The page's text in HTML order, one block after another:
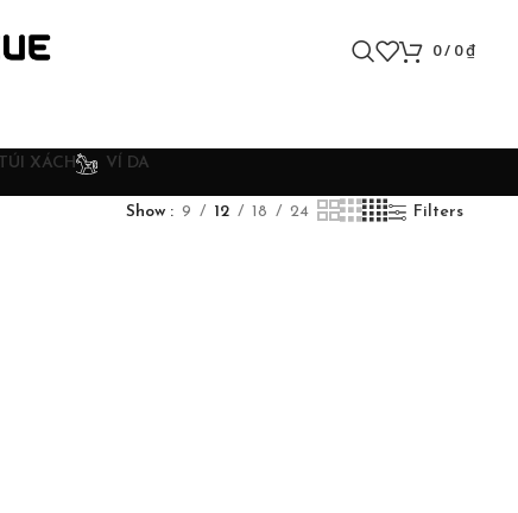
0/ 0₫
TÚI XÁCH VÍ DA
Show 9 12 18 24 Filters